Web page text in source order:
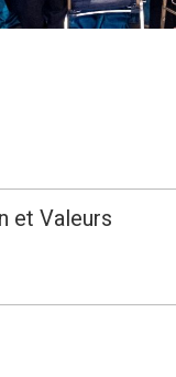
et Valeurs